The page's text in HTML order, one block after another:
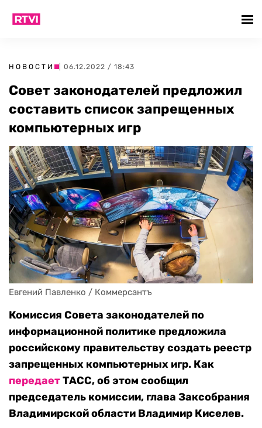
НОВОСТИ | 06.12.2022 / 18:43
Совет законодателей предложил
составить список запрещенных
компьютерных игр
Евгений Павленко / Коммерсантъ
Комиссия Совета законодателей по
информационной политике предложила
российскому правительству создать реестр
запрещенных компьютерных игр. Как
передаетТАСС, об этом сообщил
председатель комиссии, глава Заксобрания
Владимирской области Владимир Киселев.